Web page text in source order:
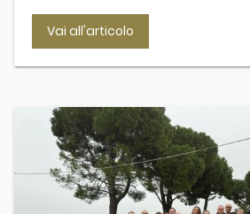
Vai all'articolo